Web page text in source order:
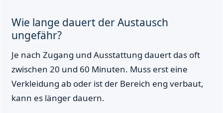
Wie lange dauert der Austausch
ungefähr?
Je nach Zugang und Ausstattung dauert das oft
zwischen 20 und 60 Minuten. Muss erst eine
Verkleidung ab oder ist der Bereich eng verbaut,
kann es länger dauern.